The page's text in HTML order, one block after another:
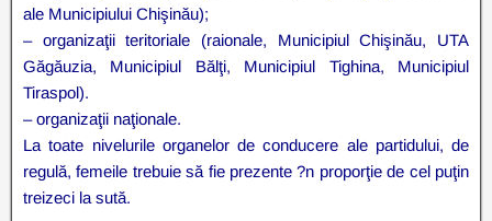
ale Municipiului Chişinău);
– organizaţii teritoriale (raionale, Municipiul Chişinău, UTA
Găgăuzia, Municipiul Bălţi, Municipiul Tighina, Municipiul
Tiraspol).
– organizaţii naţionale.
La toate nivelurile organelor de conducere ale partidului, de
regulă, femeile trebuie să fie prezente ?n proporţie de cel puţin
treizeci la sută.